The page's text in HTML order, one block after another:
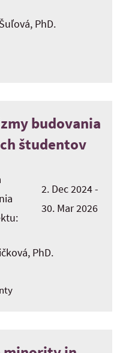
PhD.
budovania
študentov
2. Dec 2024 -
30. Mar 2026
PhD.